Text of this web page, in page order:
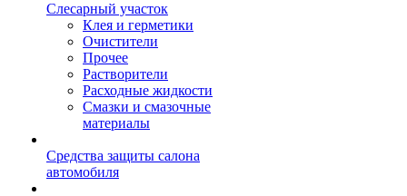
Слесарный участок
Клея и герметики
Очистители
Прочее
Растворители
Расходные жидкости
Смазки и смазочные
материалы
Средства защиты салона
автомобиля